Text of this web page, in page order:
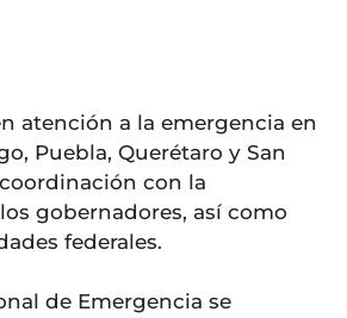
atención a la emergencia en
Puebla, Querétaro y San
con la
gobernadores, así como
federales.
de Emergencia se